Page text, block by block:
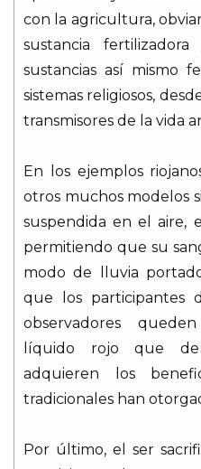
con la agricultura,
sustancia
sustancias así mismo
sistemas religiosos,
transmisores de la vida
En los ejemplos
otros muchos modelos
suspendida en el aire,
permitiendo que su
modo de lluvia
que los participantes
observadores
líquido rojo que
adquieren los
tradicionales han
Por último, el ser